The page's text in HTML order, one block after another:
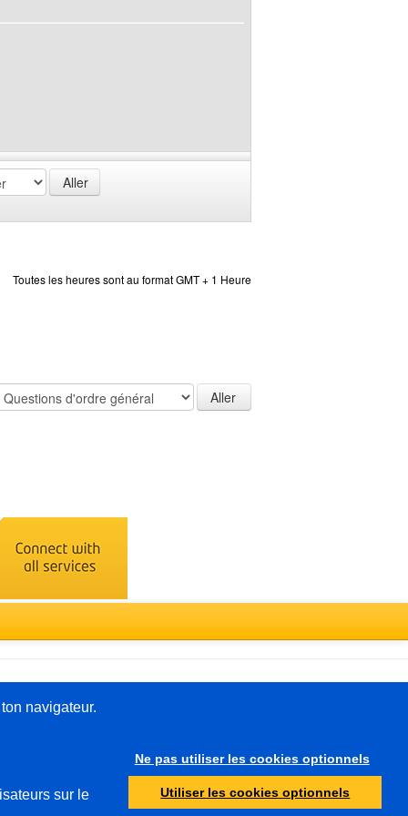
Toutes les heures sont au format GMT + 1 Heure
Protection de la jeunesse
navigateur.
sur le
Ne pas utiliser les cookies optionnels
Utiliser les cookies optionnels